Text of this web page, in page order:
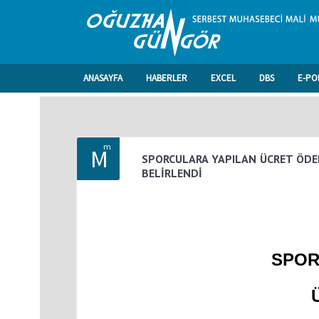
ANASAYFA HABERLER EXCEL DBS E-
SPORCULARA YAPILAN ÜCRET
BELİRLENDİ
Mm